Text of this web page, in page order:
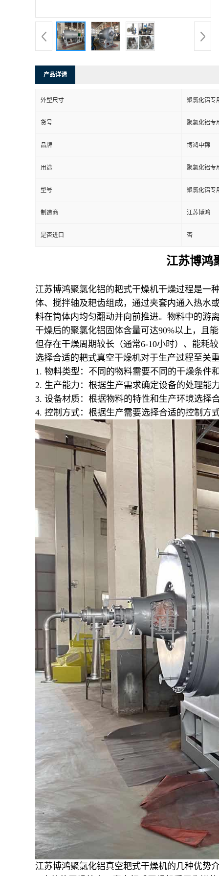
产品详请
外型尺寸 聚氯化铝专
货号 聚氯化铝专
品牌 博鸿中锦
用途 聚氯化铝专
型号 聚氯化铝专
制造商 江苏博鸿
是否进口 否
江苏博鸿
江苏博鸿聚氯化铝的耙式干燥机干燥过程是一
体、搅拌轴及耙齿组成，通过夹套内通入热水
料在筒体内均匀翻动并向前推进。物料中的游
干燥后的聚氯化铝固体含量可达90%以上，且
但存在干燥周期较长（通常6-10小时）、能耗
选择合适的耙式真空干燥机对于生产过程至关
1. 物料类型：不同的物料需要不同的干燥条件
2. 生产能力：根据生产需求确定设备的处理能
3. 设备材质：根据物料的特性和生产环境选择
4. 控制方式：根据生产需要选择合适的控制方
江苏博鸿聚氯化铝真空耙式干燥机的几种优势